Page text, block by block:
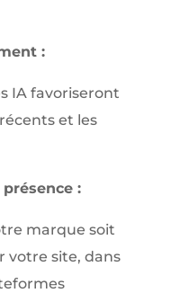
:
IA favoriseront
et les
:
marque soit
votre site, dans